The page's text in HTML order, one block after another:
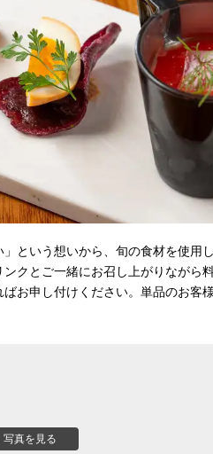
という想いから、旬の食材を使用
クとご一緒にお召し上がりながら
お申し付けください。単品のお客
写真を見る